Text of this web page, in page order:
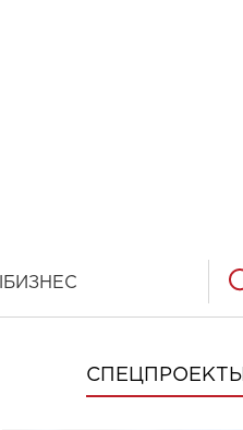
БИЗНЕС
СПЕЦПРОЕКТЫ